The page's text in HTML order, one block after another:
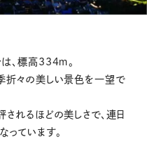
、標高334ｍ。
折々の美しい景色を一望で
れるほどの美しさで、連日
っています。